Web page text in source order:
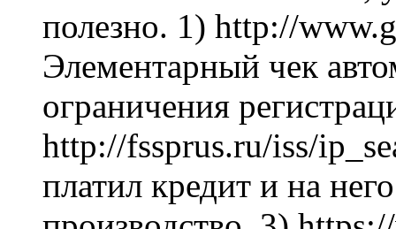
полезно. 1) http://
Элементарный чек
ограничения
http://fssprus.ru/iss/
платил кредит и на